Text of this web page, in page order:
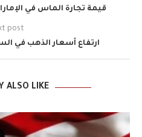
قيمة تجارة الماس في الإمارات تصل
post
ارتفاع أسعار الذهب في
ALSO LIKE